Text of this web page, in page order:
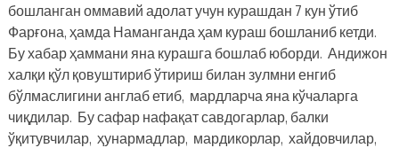
бошланган оммавий адолат учун курашдан 7 кун ўтиб
Фарғона, ҳамда Наманганда ҳам кураш бошланиб кетди.
Бу хабар ҳаммани яна курашга бошлаб юборди. Андижон
халқи қўл қовуштириб ўтириш билан зулмни енгиб
бўлмаслигини англаб етиб, мардларча яна кўчаларга
чиқдилар. Бу сафар нафақат савдогарлар, балки
ўқитувчилар, ҳунармадлар, мардикорлар, хайдовчилар,